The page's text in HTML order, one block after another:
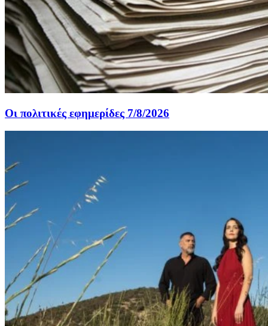
Οι πολιτικές εφημερίδες 7/8/2026